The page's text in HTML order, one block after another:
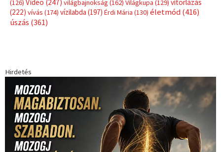
(126) Video (247) világbajnokság (162) Világkupa (129) vitorlázás
(222) vívás (174) vízilabda (197) Érdi Mária (130) életmód(416)
úszás (361)
Hirdetés